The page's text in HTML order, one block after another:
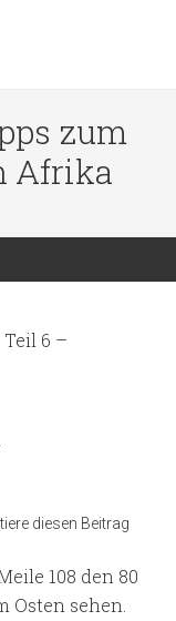
zum
Afrika
Teil 6 –
diesen Beitrag
108 den 80
sehen.